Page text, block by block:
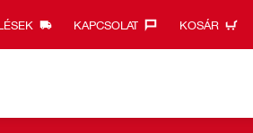
KAPCSOLAT‎ KOSÁR